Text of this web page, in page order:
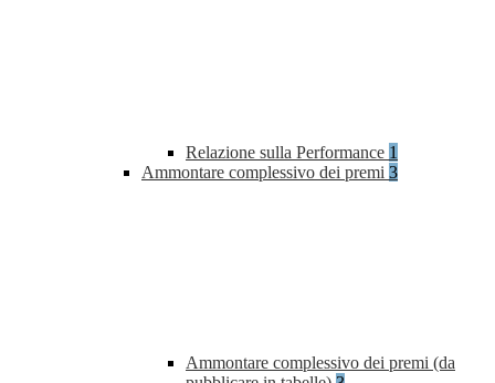
Relazione sulla Performance 1
Ammontare complessivo dei premi 3
Ammontare complessivo dei premi (da